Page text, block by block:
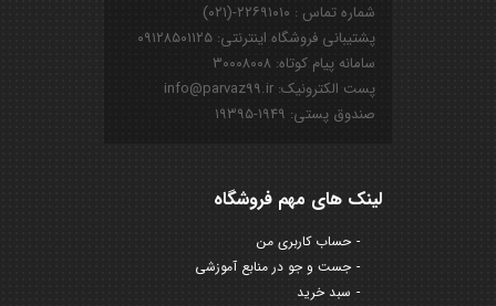
شماره تماس : ۲۲۶۹۱۰۱۰-(۰۲۱)
پشتیبانی فروشگاه اینترنتی: ۰۹۱۲۸۵۰۱۱۲۵
سامانه پیام کوتاه: ۳۰۰۰۸۰۰۸
پست الکترونیک: info@parvaz99.ir
صندوق پستی: ۱۹۴۹-۱۹۳۹۵
لینک های مهم فروشگاه
حساب کاربری من
جست و جو در منابع آموزشی
سبد خرید